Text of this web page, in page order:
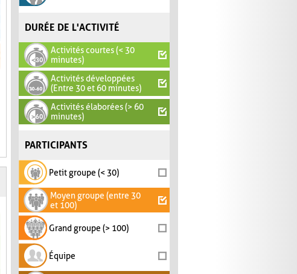
DURÉE DE L'ACTIVITÉ
Activités courtes (< 30
minutes)
Activités développées
(Entre 30 et 60 minutes)
Activités élaborées (> 60
minutes)
PARTICIPANTS
Petit groupe (< 30)
Moyen groupe (entre 30
et 100)
Grand groupe (> 100)
Équipe